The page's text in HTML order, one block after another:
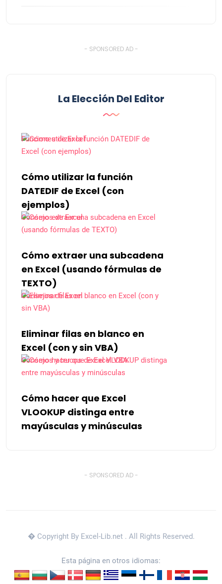
- SPONSORED AD -
La Elección Del Editor
Funciones de Excel
Cómo utilizar la función
DATEDIF de Excel (con
ejemplos)
Consejos de Excel
Cómo extraer una subcadena
en Excel (usando fórmulas de
TEXTO)
Consejos de Excel
Eliminar filas en blanco en
Excel (con y sin VBA)
Consejos y trucos de Excel VBA
Cómo hacer que Excel
VLOOKUP distinga entre
mayúsculas y minúsculas
- SPONSORED AD -
� Copyright By Excel-Lib.net . All Rights Reserved.
Esta página en otros idiomas: